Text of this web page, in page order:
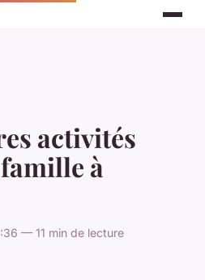
activités
à
— 11 min de lecture